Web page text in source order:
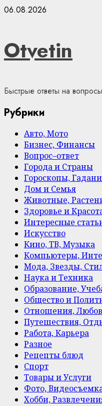
Skip
06.08.2026
Otvetin
Быстрые ответы на вопросы
Рубрики
Авто, Мото
Бизнес, Финансы
Вопрос–ответ
Города и Страны
Гороскопы,
Дом и Семья
Животные,
Здоровье и
Интересные
Искусство
Кино, ТВ, Музыка
Компьютеры,
Мода, Звезды,
Наука и Техника
Образование,
Общество и
Отношения,
Путешествия,
Работа, Карьера
Разное
Рецепты блюд
Спорт
Товары и Услуги
Фото,
Хобби,